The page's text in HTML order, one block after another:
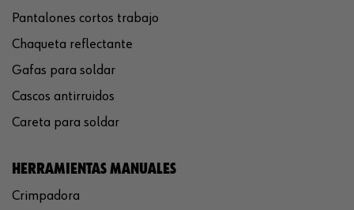
Pantalones cortos trabajo
Chaqueta reflectante
Gafas para soldar
Cascos antirruidos
Careta para soldar
HERRAMIENTAS MANUALES
Crimpadora